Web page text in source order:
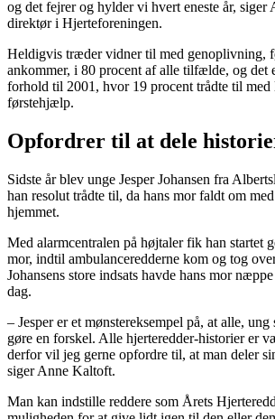
og det fejrer og hylder vi hvert eneste år, siger
direktør i Hjerteforeningen.
Heldigvis træder vidner til med genoplivning,
ankommer, i 80 procent af alle tilfælde, og det
forhold til 2001, hvor 19 procent trådte til med
førstehjælp.
Opfordrer til at dele
Sidste år blev unge Jesper Johansen fra
han resolut trådte til, da hans mor faldt om
hjemmet.
Med alarmcentralen på højtaler fik han startet
mor, indtil ambulanceredderne kom og tog
Johansens store indsats havde hans mor
dag.
– Jesper er et mønstereksempel på, at alle,
gøre en forskel. Alle hjerteredder-historier er
derfor vil jeg gerne opfordre til, at man deler
siger Anne Kaltoft.
Man kan indstille reddere som Årets